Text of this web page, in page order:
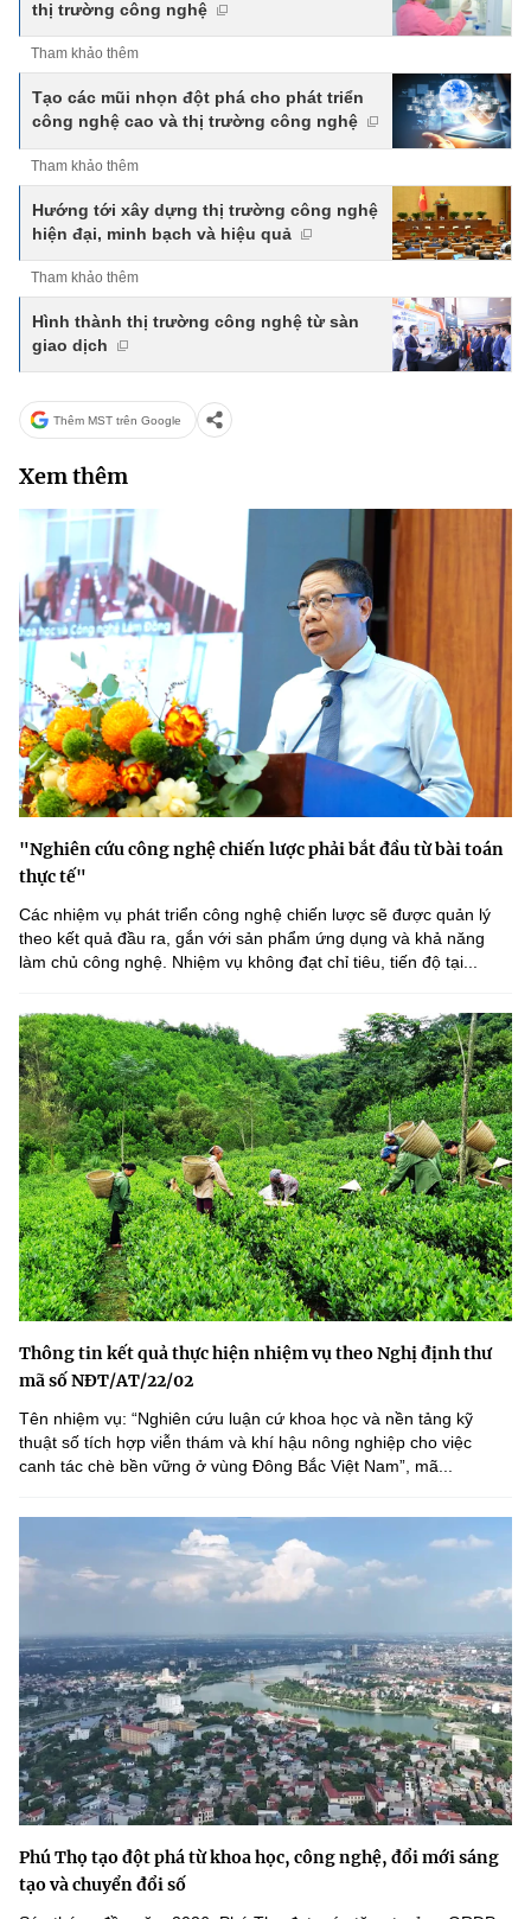
thị trường công nghệ
Tham khảo thêm
Tạo các mũi nhọn đột phá cho phát triển
công nghệ cao và thị trường công nghệ
Tham khảo thêm
Hướng tới xây dựng thị trường công nghệ
hiện đại, minh bạch và hiệu quả
Tham khảo thêm
Hình thành thị trường công nghệ từ sàn
giao dịch
Thêm MST trên Google
Xem thêm
"Nghiên cứu công nghệ chiến lược phải bắt đầu từ bài toán
thực tế"
Các nhiệm vụ phát triển công nghệ chiến lược sẽ được quản lý
theo kết quả đầu ra, gắn với sản phẩm ứng dụng và khả năng
làm chủ công nghệ. Nhiệm vụ không đạt chỉ tiêu, tiến độ tại...
Thông tin kết quả thực hiện nhiệm vụ theo Nghị định thư
mã số NĐT/AT/22/02
Tên nhiệm vụ: “Nghiên cứu luận cứ khoa học và nền tảng kỹ
thuật số tích hợp viễn thám và khí hậu nông nghiệp cho việc
canh tác chè bền vững ở vùng Đông Bắc Việt Nam”, mã...
Phú Thọ tạo đột phá từ khoa học, công nghệ, đổi mới sáng
tạo và chuyển đổi số